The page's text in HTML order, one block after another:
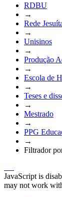
RDBU
→
Rede
→
Unisinos
→
Produção
→
Escola de
→
Teses e
→
Mestrado
→
PPG
→
Filtrador
JavaScript is
may not work